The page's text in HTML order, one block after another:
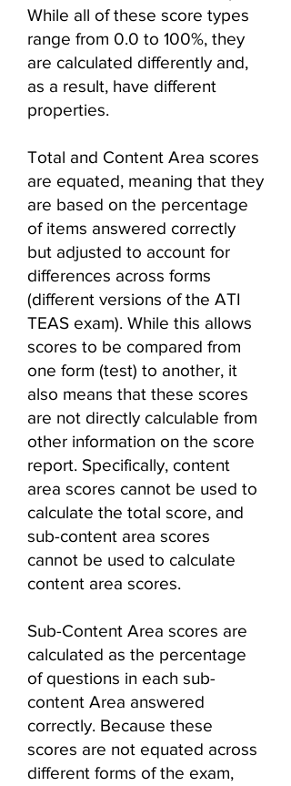
While all of these score types
range from 0.0 to 100%, they
are calculated differently and,
as a result, have different
properties.
Total and Content Area scores
are equated, meaning that they
are based on the percentage
of items answered correctly
but adjusted to account for
differences across forms
(different versions of the ATI
TEAS exam). While this allows
scores to be compared from
one form (test) to another, it
also means that these scores
are not directly calculable from
other information on the score
report. Specifically, content
area scores cannot be used to
calculate the total score, and
sub-content area scores
cannot be used to calculate
content area scores.
Sub-Content Area scores are
calculated as the percentage
of questions in each sub-
content Area answered
correctly. Because these
scores are not equated across
different forms of the exam,